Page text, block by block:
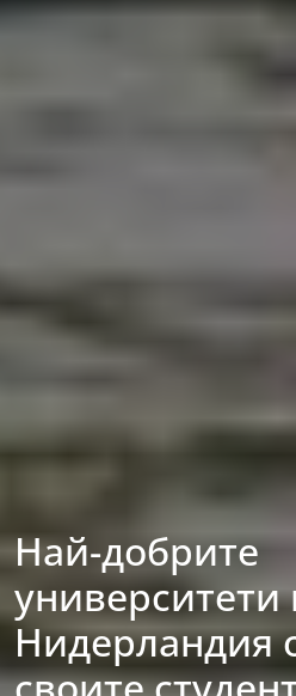
Най-добрите
университети
Нидерландия